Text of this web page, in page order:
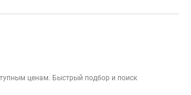
ценам. Быстрый подбор и поиск